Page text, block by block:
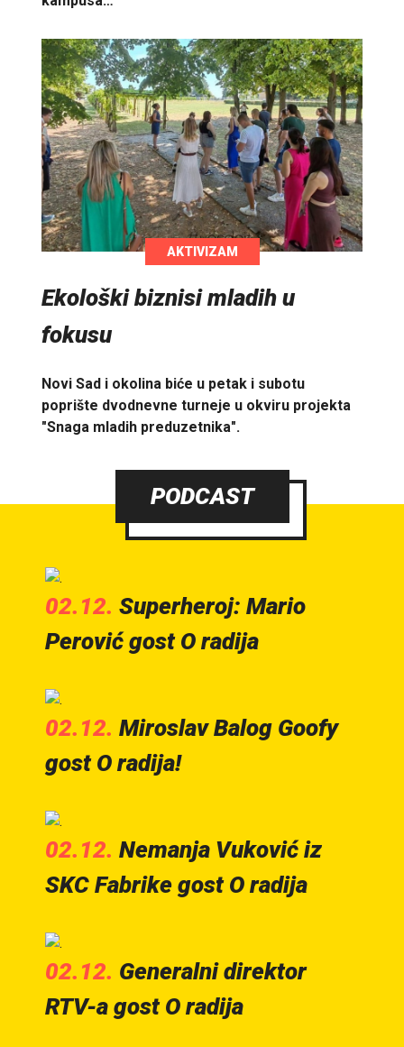
AKTIVIZAM
Ekološki biznisi mladih u
fokusu
Novi Sad i okolina biće u petak i subotu
poprište dvodnevne turneje u okviru projekta
"Snaga mladih preduzetnika".
PODCAST
02.12. Superheroj: Mario
Perović gost O radija
02.12. Miroslav Balog Goofy
gost O radija!
02.12. Nemanja Vuković iz
SKC Fabrike gost O radija
02.12. Generalni direktor
RTV-a gost O radija